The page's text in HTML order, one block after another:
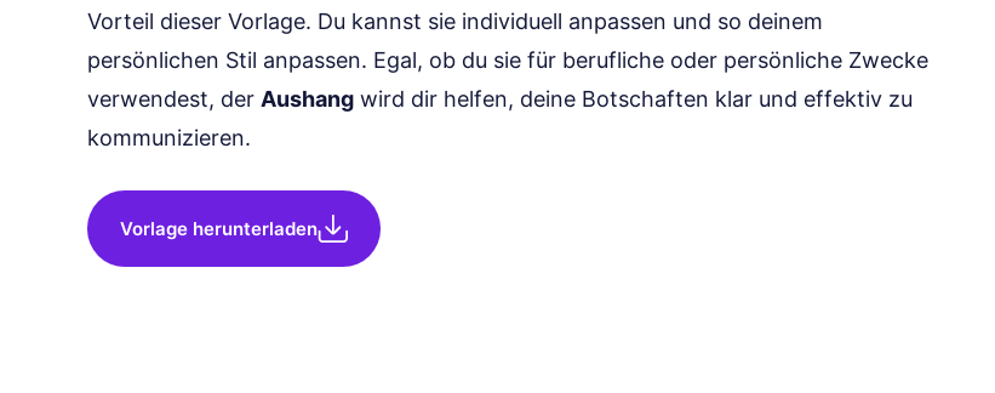
Vorteil dieser Vorlage. Du kannst sie individuell anpassen und so deinem
persönlichen Stil anpassen. Egal, ob du sie für berufliche oder persönliche Zwecke
verwendest, der Aushang wird dir helfen, deine Botschaften klar und effektiv zu
kommunizieren.
Vorlage herunterladen